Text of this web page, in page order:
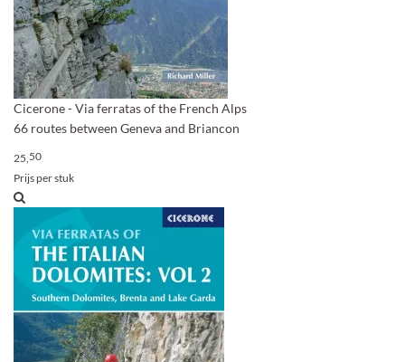
Cicerone - Via ferratas of the French Alps
66 routes between Geneva and Briancon
25,50
Prijs per stuk